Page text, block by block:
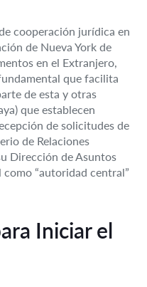
cooperación jurídica en
de Nueva York de
en el Extranjero,
que facilita
de esta y otras
que establecen
de solicitudes de
de Relaciones
Dirección de Asuntos
“autoridad central”
Iniciar el